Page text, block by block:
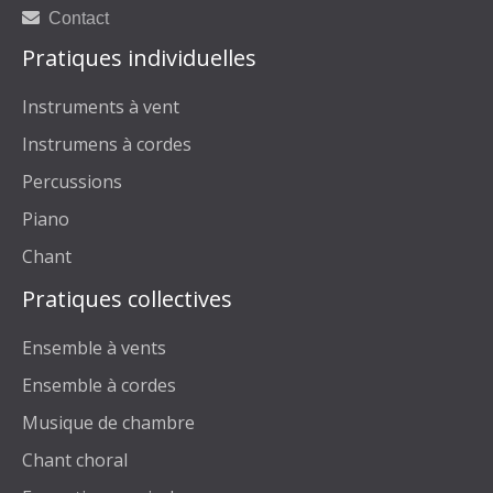
Contact
Pratiques individuelles
Instruments à vent
Instrumens à cordes
Percussions
Piano
Chant
Pratiques collectives
Ensemble à vents
Ensemble à cordes
Musique de chambre
Chant choral